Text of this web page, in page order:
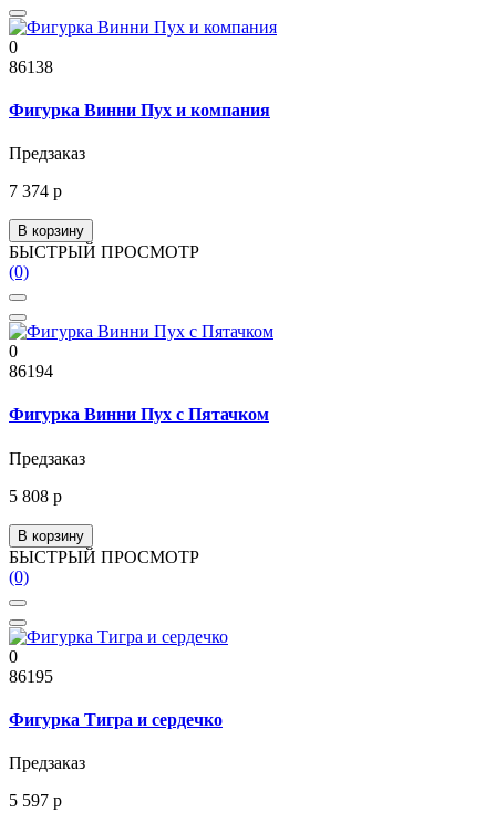
0
86138
Фигурка Винни Пух и компания
Предзаказ
7 374 р
В корзину
БЫСТРЫЙ ПРОСМОТР
(0)
0
86194
Фигурка Винни Пух с Пятачком
Предзаказ
5 808 р
В корзину
БЫСТРЫЙ ПРОСМОТР
(0)
0
86195
Фигурка Тигра и сердечко
Предзаказ
5 597 р